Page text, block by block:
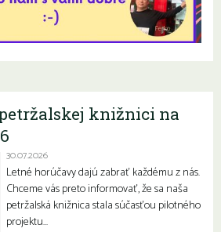
petržalskej knižnici na
30.07.2026
Letné horúčavy dajú zabrať každému z nás.
Chceme vás preto informovať, že sa naša
petržalská knižnica stala súčasťou pilotného
projektu…